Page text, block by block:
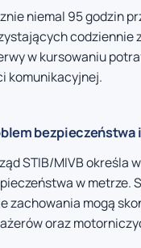
niemal 95 godzin
codziennie
w kursowaniu
komunikacyjnej.
bezpieczeństwa
STIB/MIVB określa
w metrze.
zachowania mogą
oraz